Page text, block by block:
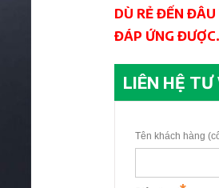
DÙ RẺ ĐẾN ĐÂU
ĐÁP ỨNG ĐƯỢC.
LIÊN HỆ TƯ